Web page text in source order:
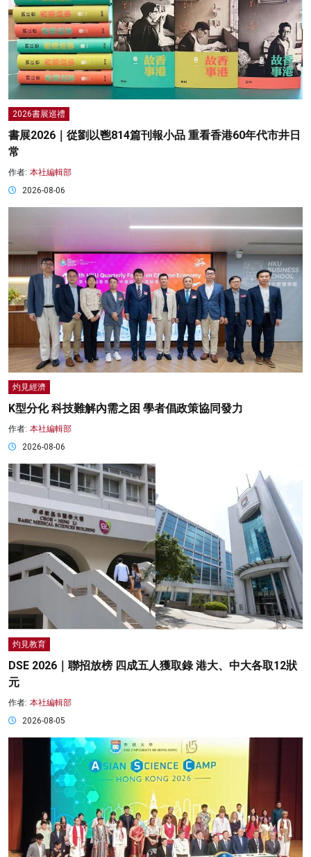
2026書展巡禮
書展2026｜從劉以鬯814篇刊報小品 重看香港60年代市井日
常
作者: 本社編輯部
2026-08-06
灼見經濟
K型分化 科技難解內需之困 學者倡政策協同發力
作者: 本社編輯部
2026-08-06
灼見教育
DSE 2026｜聯招放榜 四成五人獲取錄 港大、中大各取12狀
元
作者: 本社編輯部
2026-08-05